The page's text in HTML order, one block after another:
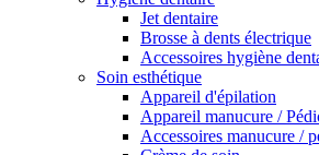
Jet dentaire
Brosse à dents électrique
Accessoires hygiène
Soin esthétique
Appareil d'épilation
Appareil manucure /
Accessoires manucure /